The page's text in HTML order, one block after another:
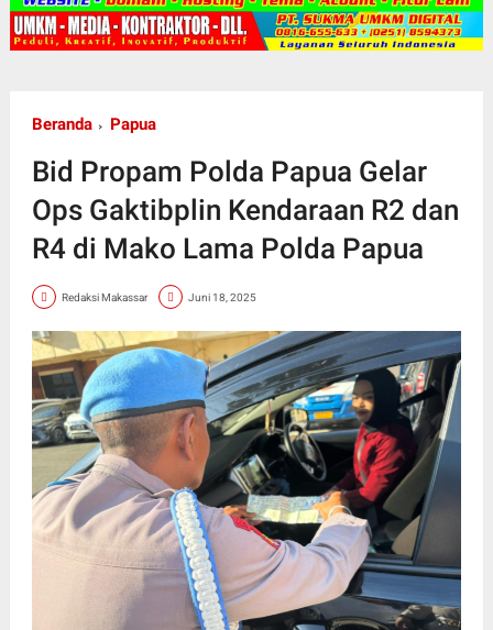
Beranda Papua
Bid Propam Polda Papua Gelar
Ops Gaktibplin Kendaraan R2 dan
R4 di Mako Lama Polda Papua
Redaksi Makassar Juni 18, 2025